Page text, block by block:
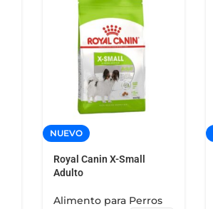
NUEVO
Royal Canin X-Small
Adulto
Alimento para Perros